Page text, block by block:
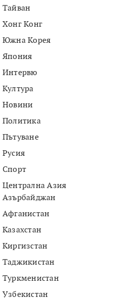
Тайван
Хонг Конг
Южна Корея
Япония
Интервю
Култура
Новини
Политика
Пътуване
Русия
Спорт
Централна Азия
Азърбайджан
Афганистан
Казахстан
Киргизстан
Таджикистан
Туркменистан
Узбекистан